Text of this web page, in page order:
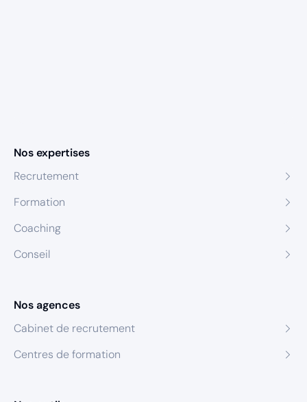
Nos expertises
Recrutement
Formation
Coaching
Conseil
Nos agences
Cabinet de recrutement
Centres de formation